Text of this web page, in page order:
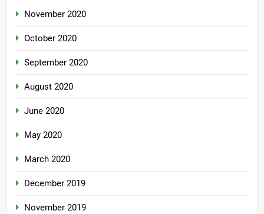
November 2020
October 2020
September 2020
August 2020
June 2020
May 2020
March 2020
December 2019
November 2019